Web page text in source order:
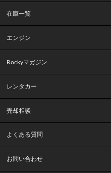
在庫一覧
エンジン
Rockyマガジン
レンタカー
売却相談
よくある質問
お問い合わせ